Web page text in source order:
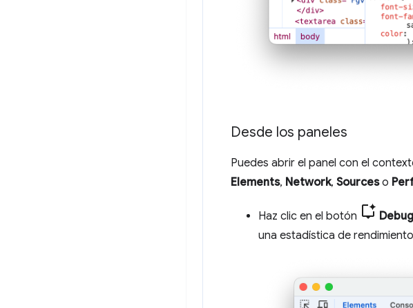
Desde los paneles
Puedes abrir el panel con el
Elements, Network, Sourceso
Haz clic en el botón
una estadística de